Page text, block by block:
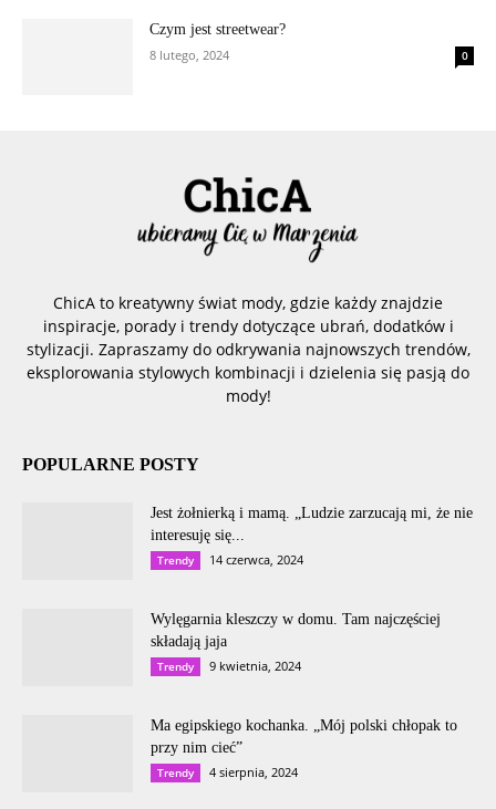
Czym jest streetwear?
8 lutego, 2024
0
ChicA to kreatywny świat mody, gdzie każdy znajdzie
inspiracje, porady i trendy dotyczące ubrań, dodatków i
stylizacji. Zapraszamy do odkrywania najnowszych trendów,
eksplorowania stylowych kombinacji i dzielenia się pasją do
mody!
POPULARNE POSTY
Jest żołnierką i mamą. „Ludzie zarzucają mi, że nie
interesuję się...
Trendy 14 czerwca, 2024
Wylęgarnia kleszczy w domu. Tam najczęściej
składają jaja
Trendy 9 kwietnia, 2024
Ma egipskiego kochanka. „Mój polski chłopak to
przy nim cieć”
Trendy 4 sierpnia, 2024